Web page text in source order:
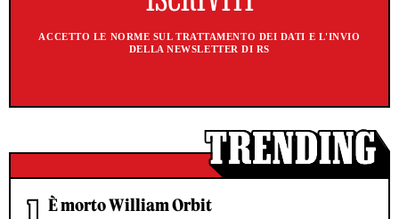
ACCETTO LE NORME SUL TRATTAMENTO DEI DATI E L'INVIO
DELLA NEWSLETTER DI RS
È morto William Orbit